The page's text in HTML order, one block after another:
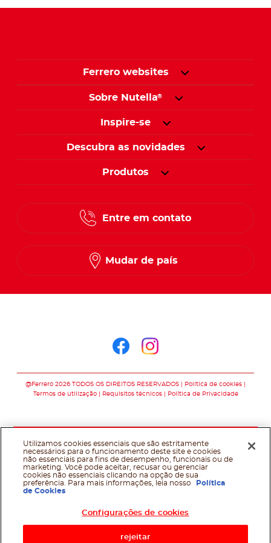
Ferrero websites
Sobre Nutella®
Inspire-se
Descubra as novidades
Produtos
Entre em contato
Mudar de país
@Ferrero 2026 TODOS OS DIREITOS RESERVADOS
Política de cookies
Termos de utilização
Requisitos técnicos Política de Privacidade
Utilizamos cookies essenciais que são estritamente
necessários para o funcionamento deste site e cookies
não essenciais para fins de desempenho, funcionais ou de
marketing. Você pode aceitar, recusar ou gerenciar
cookies não essenciais clicando na opção de sua
preferência. Para mais informações, leia nosso
Política
de Cookies
Configurações de cookies
rejeitar